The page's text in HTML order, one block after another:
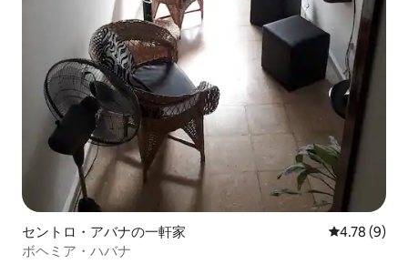
セントロ・アバナの一軒家 レビュー9
4.78 (9)
ボヘミア・ハバナ